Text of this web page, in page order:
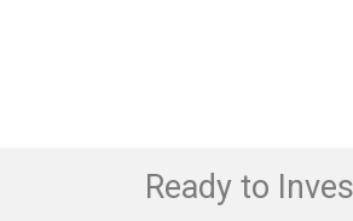
Ready to